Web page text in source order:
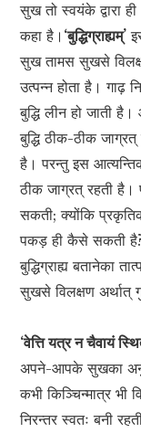
सुख तो स्वयंके द्वारा
कहा है। ‘बुद्धिग्राह्यम्’
सुख तामस सुखसे
उत्पन्न होता है। गाढ़
बुद्धि लीन हो जाती
बुद्धि ठीक-ठीक
है। परन्तु इस
ठीक जाग्रत् रहती
सकती; क्योंकि
पकड़ ही कैसे सकती
बुद्धिग्राह्य बतानेका
सुखसे विलक्षण अर्थात्
‘वेत्ति यत्र न चैवायं
अपने-आपके सुखका
कभी किञ्चिन्मात्र भी
निरन्तर स्वतः बनी